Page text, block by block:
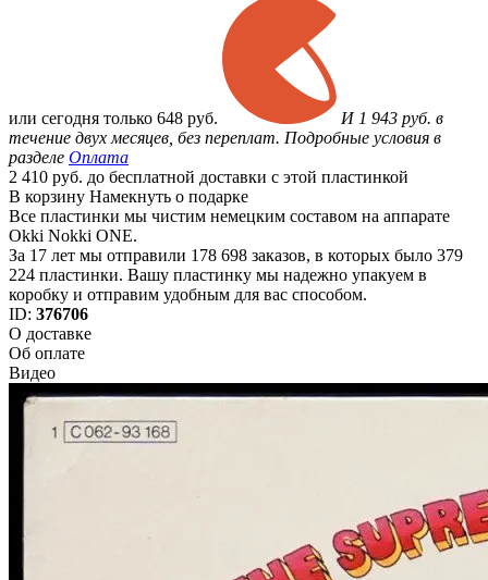
или сегодня только 648 руб.
И 1 943 руб. в
течение двух месяцев, без переплат. Подробные условия в
разделе Оплата
2 410 руб. до бесплатной доставки с этой пластинкой
В корзину Намекнуть о подарке
Все пластинки мы чистим немецким составом на аппарате
Okki Nokki ONE.
За 17 лет мы отправили 178 698 заказов, в которых было 379
224 пластинки. Вашу пластинку мы надежно упакуем в
коробку и отправим удобным для вас способом.
ID: 376706
О доставке
Об оплате
Видео